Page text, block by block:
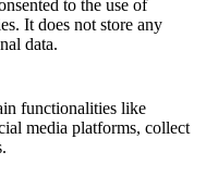
to the use of
It does not store any
data.
functionalities like
media platforms, collect